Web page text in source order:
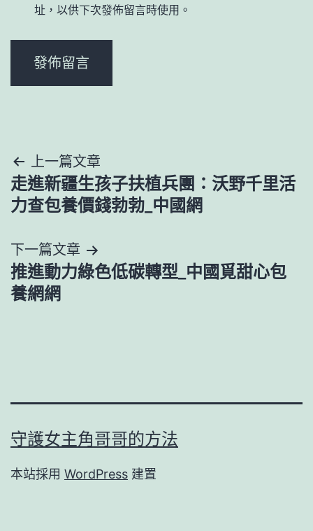
址，以供下次發佈留言時使用。
文
章
覽
上一篇文章
走進新疆生孩子扶植兵團：沃野千里活
力查包養價錢勃勃_中國網
下一篇文章
推進動力綠色低碳轉型_中國覓甜心包
養網網
守護女主角哥哥的方法
本站採用 WordPress 建置